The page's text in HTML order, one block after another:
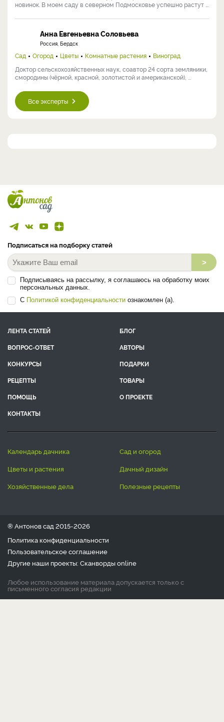
новинок. В моем саду в северном Подмосковье успешно растут ...
Анна Евгеньевна Соловьева
Россия, Бердск
Сад Огород Цветы Комнатные растения
Виноград
Доктор сельскохозяйственных наук, соавтор 24 сорта земляники,
смородины (чёрной, красной, золотистой и американской), ...
Все эксперты
Подписаться на подборку статей
>
Подписываясь на рассылку, я соглашаюсь на обработку моих
персональных данных.
С Политикой конфиденциальности ознакомлен (а).
ЛЕНТА СТАТЕЙ
БЛОГ
ВОПРОС-ОТВЕТ
АВТОРЫ
КОНКУРСЫ
ПОДАРКИ
РЕЦЕПТЫ
ТОВАРЫ
ПОМОЩЬ
О ПРОЕКТЕ
КОНТАКТЫ
календарь дачника
сад и огород
цветы и растения
дачный дизайн
хозяйственные дела
полезные рецепты
® Антонов сад 2015-2026
Политика конфиденциальности
Пользовательское соглашение
Другие наши проекты: Сканвордыonline
Любое использование материала допускается только с
письменного согласия редакции